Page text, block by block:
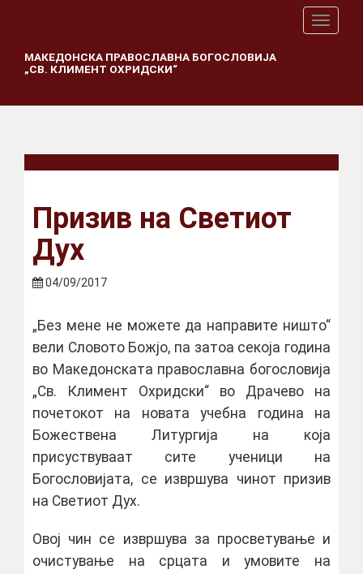
T
o
e
v
i
МАКЕДОНСКА ПРАВОСЛАВНА БОГОСЛОВИЈА
„СВ. КЛИМЕНТ ОХРИДСКИ“
Призив на Светиот
Дух
04/09/2017
„Без мене не можете да направите ништо“
вели Словото Божјо, па затоа секоја година
во Македонската православна богословија
„Св. Климент Охридски“ во Драчево на
почетокот на новата учебна година на
Божествена Литургија на која
присуствуваат сите ученици на
Богословијата, се извршува чинот призив
на Светиот Дух.
Овој чин се извршува за просветување и
очистување на срцата и умовите на